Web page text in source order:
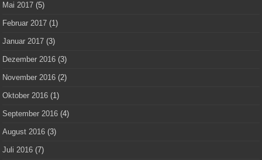
Mai 2017 (5)
Februar 2017 (1)
Januar 2017 (3)
Dezember 2016 (3)
November 2016 (2)
Oktober 2016 (1)
September 2016 (4)
August 2016 (3)
Juli 2016 (7)